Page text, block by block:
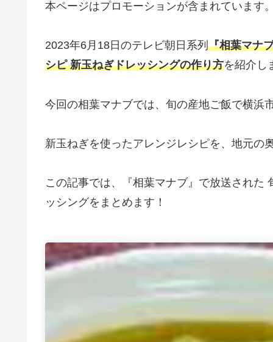
本ページはプロモーションが含まれています
2023年6月18日のテレビ朝日系列 『相葉マナ
シピ 新玉ねぎドレッシングの作り方を紹介し
今回の相葉マナブでは、旬の産地ご飯で横浜
新玉ねぎを使ったアレンジレシピを、地元の
この記事では、『相葉マナブ』で放送された
ッシングをまとめます！